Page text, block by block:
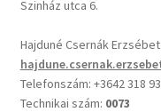
Mindennapi
Alkalmaink
Szinház utca 6.
Hajduné Csernák Erzsébet
Telefonszám: +3642 318
Technikai szám: 0073